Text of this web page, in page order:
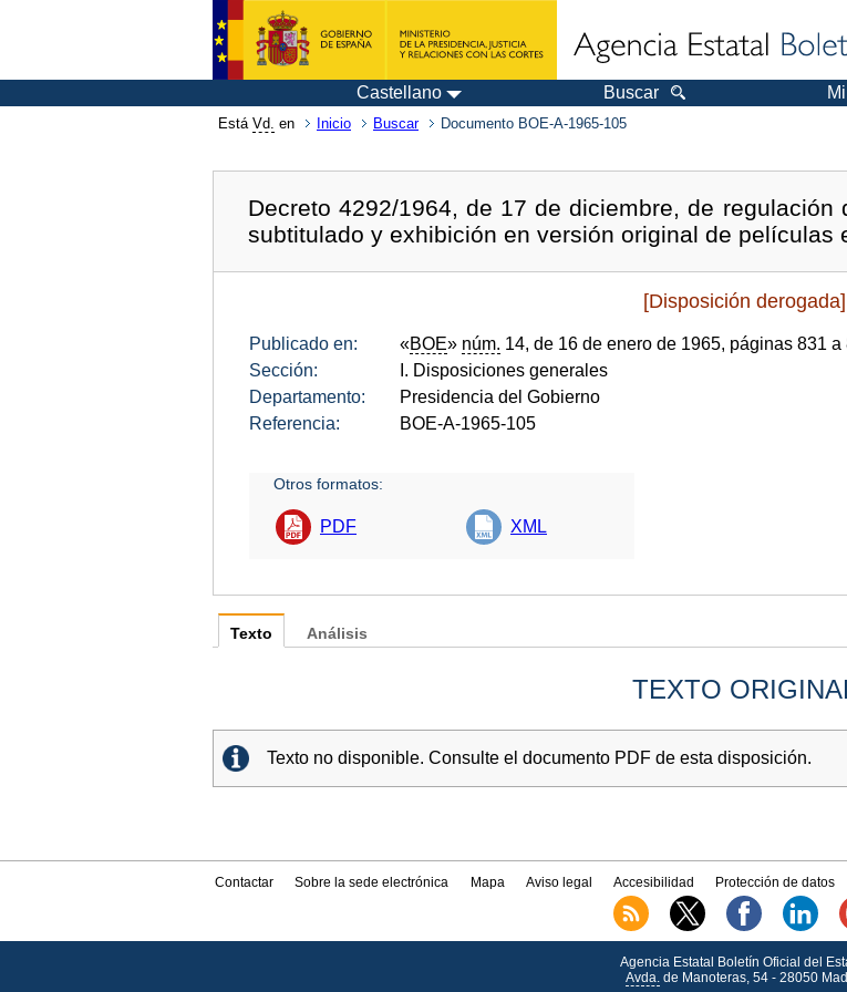
Castellano Buscar
Está Vd. en Inicio Buscar Documento BOE-A-1965-105
Decreto 4292/1964, de 17 de diciembre, de
subtitulado y exhibición en versión original de películas
[Disposición derogada]
Publicado en: «BOE» núm. 14, de 16 de enero de 1965, páginas 831 a
Sección:
I. Disposiciones generales
Departamento:
Presidencia del Gobierno
Referencia:
BOE-A-1965-105
Otros formatos:
PDF XML
Texto
TEXTO
Texto no disponible. Consulte el documento PDF de esta disposición.
Análisis
Contactar Sobre la sede electrónica Mapa Aviso legal Accesibilidad Protección de datos
Agencia Estatal Boletín Oficial del
Avda.de Manoteras, 54 - 28050